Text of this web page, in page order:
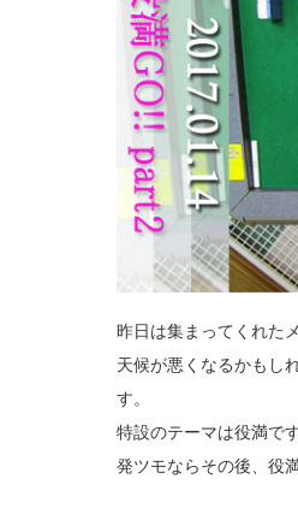
昨日は集まってくれた
天候が悪くなるかもし
す。
特設のテーマは役満で
発ツモならその後、役